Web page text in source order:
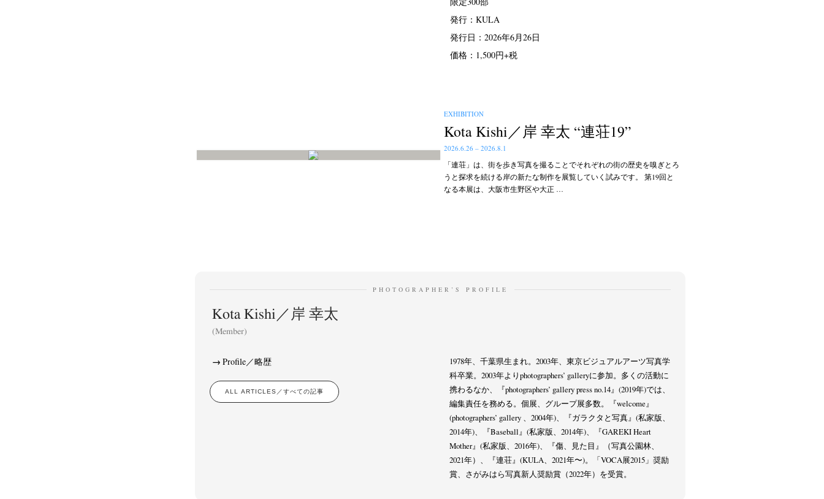
発行：KULA
発行日：2026年6月26日
価格：1,500円+税
EXHIBITION
Kota Kishi／岸 幸太 “連荘19”
2026.6.26 – 2026.8.1
「連荘」は、街を歩き写真を撮ることでそれぞれの街の歴史を嗅ぎとろ
うと探求を続ける岸の新たな制作を展覧していく試みです。 第19回と
なる本展は、大阪市生野区や大正 …
PHOTOGRAPHER’S PROFILE
Kota Kishi／岸 幸太
(Member)
Profile／略歴
ALL ARTICLES／すべての記事
1978年、千葉県生まれ。2003年、東京ビジュアルアーツ写真学
科卒業。2003年よりphotographers’ galleryに参加。多くの活動に
携わるなか、『photographers’ gallery press no.14』(2019年)では、
編集責任を務める。個展、グループ展多数。『welcome』
(photographers’ gallery 、2004年)、『ガラクタと写真』(私家版、
2014年)、『Baseball』(私家版、2014年)、『GAREKI Heart
Mother』(私家版、2016年)、『傷、見た目』（写真公園林、
2021年）、『連荘』(KULA、2021年〜)。「VOCA展2015」奨励
賞、さがみはら写真新人奨励賞（2022年）を受賞。